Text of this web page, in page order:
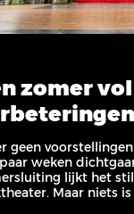
zomer vol
geen
weken
lijkt het
Maar niets